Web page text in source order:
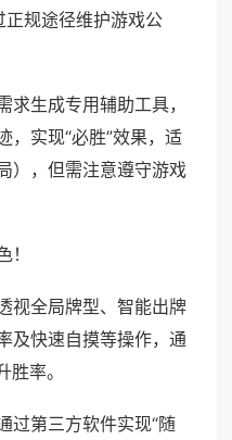
规途径维护游戏公
求生成专用辅助工具，
，实现“必胜”效果，适
），但需注意遵守游戏
视全局牌型、智能出牌
及快速自摸等操作，通
率。
过第三方软件实现“随